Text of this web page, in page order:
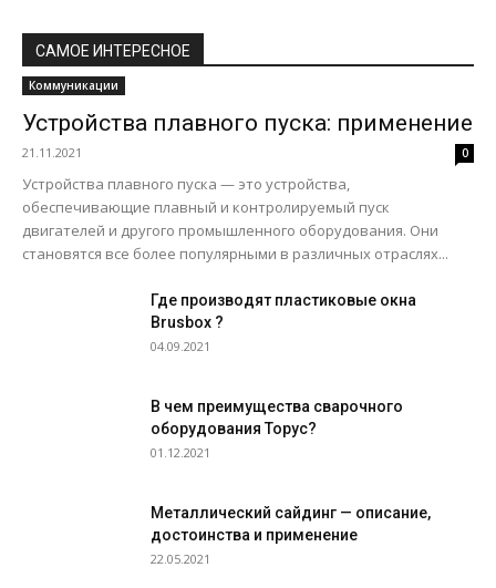
САМОЕ ИНТЕРЕСНОЕ
Коммуникации
Устройства плавного пуска: применение
21.11.2021 0
Устройства плавного пуска — это устройства,
обеспечивающие плавный и контролируемый пуск
двигателей и другого промышленного оборудования. Они
становятся все более популярными в различных отраслях...
Где производят пластиковые окна
Brusbox ?
04.09.2021
В чем преимущества сварочного
оборудования Торус?
01.12.2021
Металлический сайдинг — описание,
достоинства и применение
22.05.2021